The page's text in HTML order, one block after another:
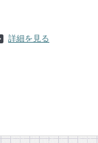
詳細を見る